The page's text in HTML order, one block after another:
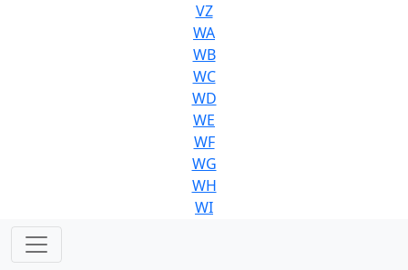
VZ
WA
WB
WC
WD
WE
WF
WG
WH
WI